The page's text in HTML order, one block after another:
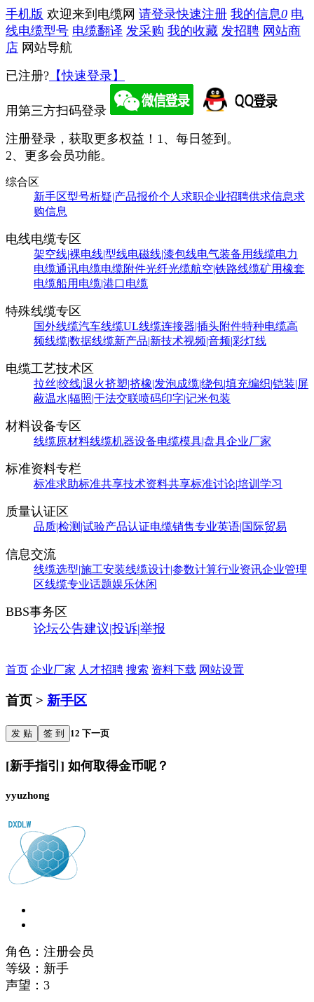
手机版 欢迎来到电缆网 请登录快速注册 我的信息0 电
线电缆型号 电缆翻译 发采购 我的收藏 发招聘 网站商
店 网站导航
已注册? 【快速登录】
用第三方扫码登录
注册登录，获取更多权益！ 1、每日签到。
2、更多会员功能。
综合区
新手区型号析疑|产品报价个人求职企业招聘供求信息求
购信息
电线电缆专区
架空线|裸电线|型线电磁线|漆包线电气装备用线缆电力
电缆通讯电缆电缆附件光纤光缆航空|铁路线缆矿用橡套
电缆船用电缆|港口电缆
特殊线缆专区
国外线缆汽车线缆UL线缆连接器|插头附件特种电缆高
频线缆|数据线缆新产品|新技术视频|音频|彩灯线
电缆工艺技术区
拉丝|绞线|退火挤塑|挤橡|发泡成缆|绕包|填充编织|铠装|屏
蔽温水|辐照|干法交联喷码印字|记米包装
材料设备专区
线缆原材料线缆机器设备电缆模具|盘具企业厂家
标准资料专栏
标准求助标准共享技术资料共享标准讨论|培训学习
质量认证区
品质|检测|试验产品认证电缆销售专业英语|国际贸易
信息交流
线缆选型|施工安装线缆设计|参数计算行业资讯企业管理
区线缆专业话题娱乐休闲
BBS事务区
论坛公告建议|投诉|举报
首页 企业厂家 人才招聘 搜索 资料下载 网站设置
首页 > 新手区
发 贴 签 到 12 下一页
[新手指引] 如何取得金币呢？
yyuzhong
角色：注册会员
等级：新手
声望： 3